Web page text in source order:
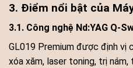
3. Điểm nổi bật của
3.1. Công nghệ Nd:YAG Q-
GL019 Premium được định vị
xóa xăm, laser toning, trị nám,